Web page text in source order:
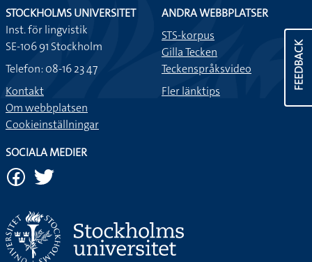
FEEDBACK
STOCKHOLMS UNIVERSITET
Inst. för lingvistik
SE-106 91 Stockholm
Telefon: 08-16 23 47
Kontakt
Om webbplatsen
Cookieinställningar
ANDRA WEBBPLATSER
STS-korpus
Gilla Tecken
Teckenspråksvideo
Fler länktips
SOCIALA MEDIER